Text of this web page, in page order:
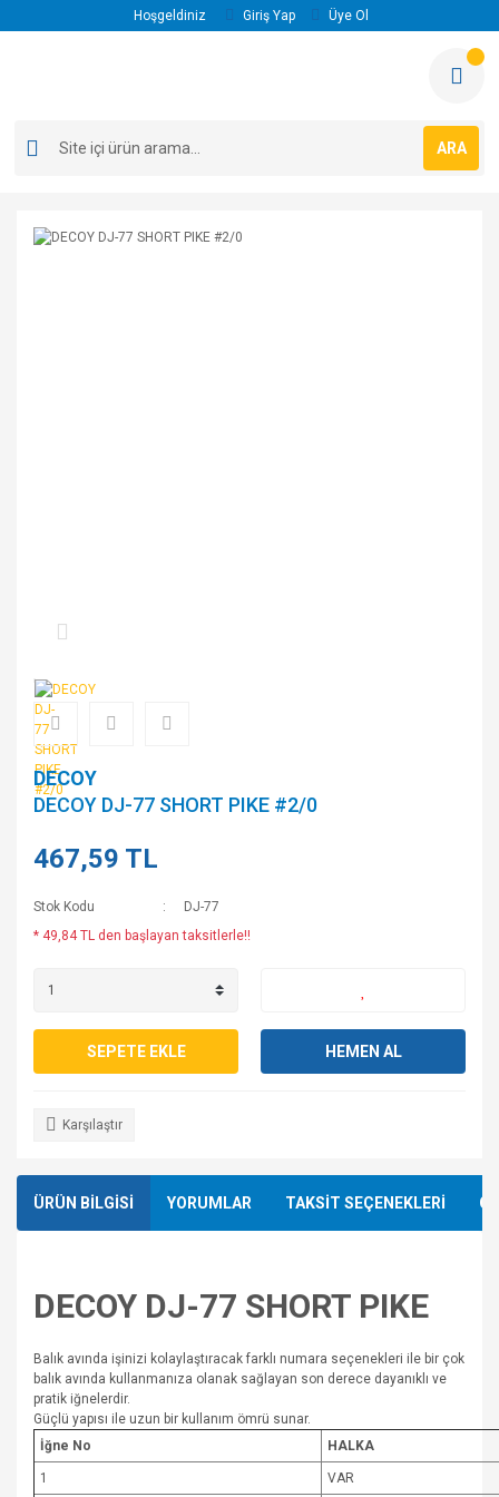
Hoşgeldiniz Giriş Yap Üye Ol
ARA
DECOY
DECOY DJ-77 SHORT PIKE #2/0
467,59 TL
Stok Kodu
DJ-77
* 49,84 TL den başlayan taksitlerle!!
SEPETE EKLE HEMEN AL
Karşılaştır
ÜRÜN BİLGİSİ YORUMLAR TAKSİT SEÇENEKLERİ
DECOY DJ-77 SHORT PIKE
Balık avında işinizi kolaylaştıracak farklı numara seçenekleri ile bir çok
balık avında kullanmanıza olanak sağlayan son derece dayanıklı ve
pratik iğnelerdir.
Güçlü yapısı ile uzun bir kullanım ömrü sunar.
İğne No
HALKA
1 VAR